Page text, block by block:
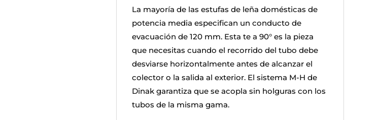
La mayoría de las estufas de leña domésticas de
potencia media especifican un conducto de
evacuación de 120 mm. Esta te a 90° es la pieza
que necesitas cuando el recorrido del tubo debe
desviarse horizontalmente antes de alcanzar el
colector o la salida al exterior. El sistema M-H de
Dinak garantiza que se acopla sin holguras con los
tubos de la misma gama.